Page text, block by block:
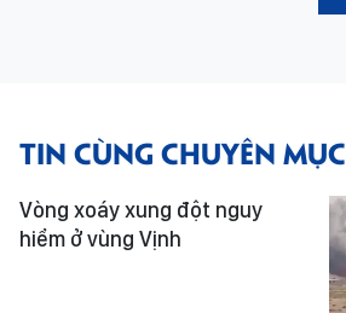
TIN CÙNG CHUYÊN MỤC
Vòng xoáy xung đột nguy
hiểm ở vùng Vịnh